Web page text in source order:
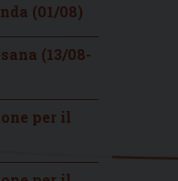
(01/08)
(13/08-
per il